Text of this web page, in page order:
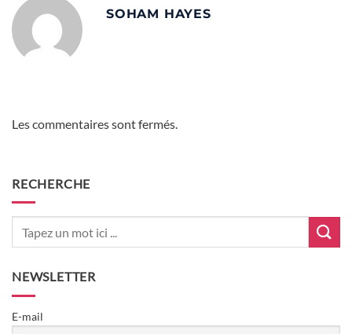
SOHAM HAYES
Les commentaires sont fermés.
RECHERCHE
NEWSLETTER
E-mail